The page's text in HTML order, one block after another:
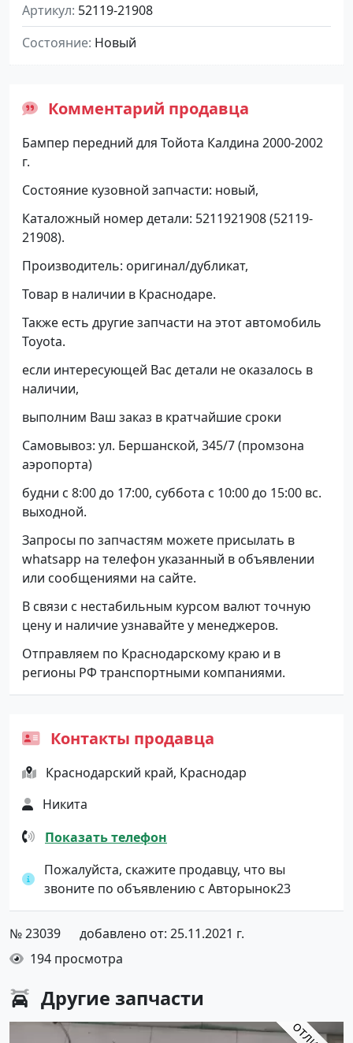
Артикул 52119-21908
Состояние Новый
Комментарий продавца
Бампер передний для Тойота Калдина 2000-2002
г.
Состояние кузовной запчасти: новый,
Каталожный номер детали: 5211921908 (52119-
21908).
Производитель: оригинал/дубликат,
Товар в наличии в Краснодаре.
Также есть другие запчасти на этот автомобиль
Toyota.
если интересующей Вас детали не оказалось в
наличии,
выполним Ваш заказ в кратчайшие сроки
Самовывоз: ул. Бершанской, 345/7 (промзона
аэропорта)
будни с 8:00 до 17:00, суббота с 10:00 до 15:00 вс.
выходной.
Запросы по запчастям можете присылать в
whatsapp на телефон указанный в объявлении
или сообщениями на сайте.
В связи с нестабильным курсом валют точную
цену и наличие узнавайте у менеджеров.
Отправляем по Краснодарскому краю и в
регионы РФ транспортными компаниями.
Контакты продавца
Краснодарский край, Краснодар
Никита
Показать телефон
Пожалуйста, скажите продавцу, что вы
звоните по объявлению с Авторынок23
№ 23039
добавлено от: 25.11.2021 г.
194 просмотра
Другие запчасти